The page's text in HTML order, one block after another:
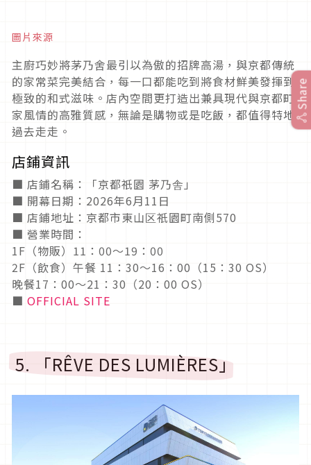
圖片來源
主廚巧妙將茅乃舍最引以為傲的招牌高湯，與京都傳統
的家常菜完美結合，每一口都能吃到將食材鮮美發揮到
極致的和式滋味。店內空間更打造出兼具現代與京都町
家風情的高雅質感，無論是購物或是吃飯，都值得特地
過去走走。
店鋪資訊
■ 店鋪名稱：「京都祇園 茅乃舎」
■ 開幕日期：2026年6月11日
■ 店鋪地址：京都市東山区祇園町南側570
■ 營業時間：
1F（物販）11：00～19：00
2F（飲食）午餐 11：30～16：00（15：30 OS）
晚餐17：00～21：30（20：00 OS）
■ OFFICIAL SITE
5. 「RÊVE DES LUMIÈRES」
Share